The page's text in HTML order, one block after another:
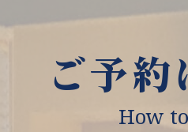
ご予約
How